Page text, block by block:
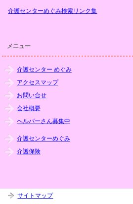
介護センターめぐみ検索リンク集
メニュー
介護センター めぐみ
アクセスマップ
お問い合せ
会社概要
ヘルパーさん募集中
介護センターめぐみ
介護保険
サイトマップ